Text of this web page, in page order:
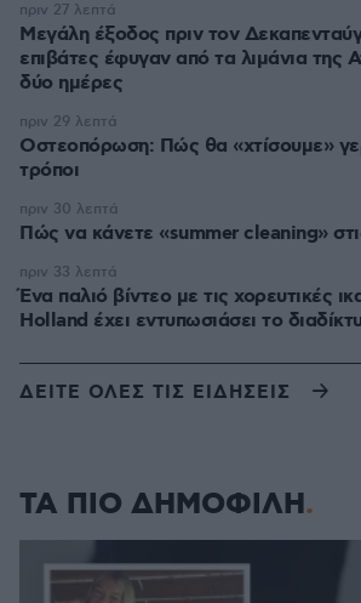
Μεγάλη έξοδος πριν τον
επιβάτες έφυγαν από τα λιμάνια της
δύο ημέρες
πριν 27 λεπτά
Οστεοπόρωση: Πώς θα «χτίσουμε»
τρόποι
πριν 29 λεπτά
Πώς να κάνετε «summer cleaning»
πριν 30 λεπτά
Ένα παλιό βίντεο με τις χορευτικές
Holland έχει εντυπωσιάσει το
πριν 33 λεπτά
ΔΕΙΤΕ ΟΛΕΣ ΤΙΣ ΕΙΔΗΣΕΙΣ
ΤΑ ΠΙΟ ΔΗΜΟΦΙΛΗ